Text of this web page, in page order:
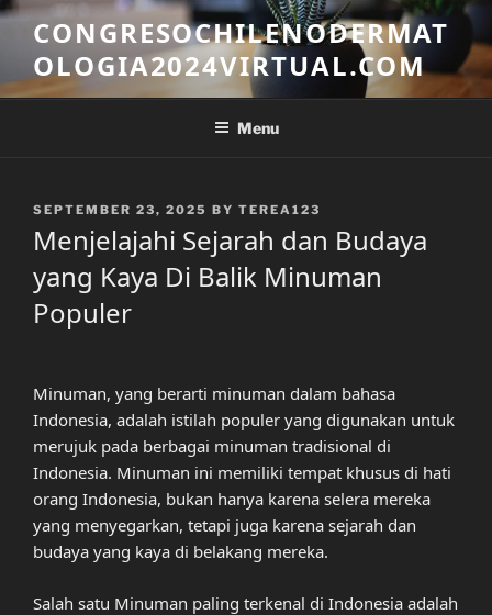
Skip
content
CONGRESOCHILENODERMAT
OLOGIA2024VIRTUAL.COM
Menu
POSTED
SEPTEMBER 23, 2025 BY TEREA123
Menjelajahi Sejarah dan Budaya
yang Kaya Di Balik Minuman
Populer
Minuman, yang berarti minuman dalam bahasa
Indonesia, adalah istilah populer yang digunakan untuk
merujuk pada berbagai minuman tradisional di
Indonesia. Minuman ini memiliki tempat khusus di hati
orang Indonesia, bukan hanya karena selera mereka
yang menyegarkan, tetapi juga karena sejarah dan
budaya yang kaya di belakang mereka.
Salah satu Minuman paling terkenal di Indonesia adalah